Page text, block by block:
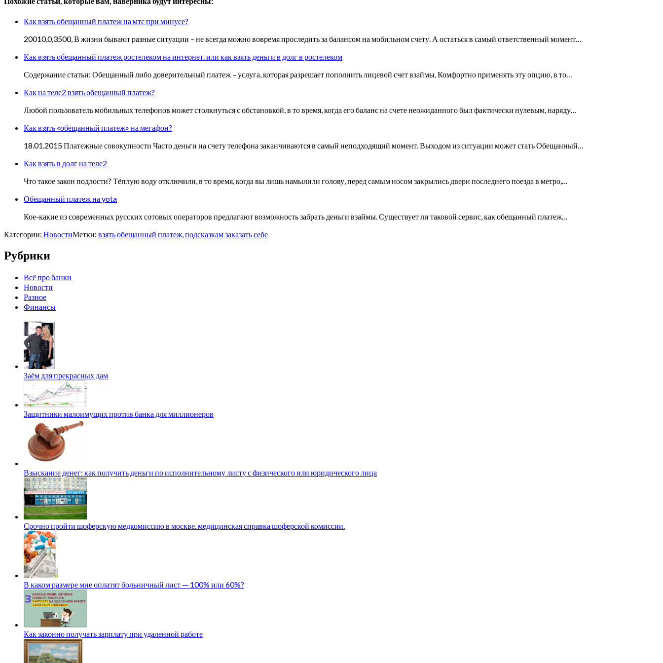
Как взять обещанный платеж на мтс при минусе?
20010,0,3500, В жизни бывают разные ситуации – не всегда можно вовремя проследить за балансом на мобильном счету. А остаться в самый ответственный момент…
Как взять обещанный платеж ростелеком на интернет. или как взять деньги в долг в ростелеком
Содержание статьи: Обещанный либо доверительный платеж – услуга, которая разрешает пополнить лицевой счет взаймы. Комфортно применять эту опцию, в то…
Как на теле2 взять обещанный платеж?
Любой пользователь мобильных телефонов может столкнуться с обстановкой, в то время, когда его баланс на счете неожиданного был фактически нулевым, наряду…
Как взять «обещанный платеж» на мегафон?
18.01.2015 Платежные совокупности Часто деньги на счету телефона заканчиваются в самый неподходящий момент. Выходом из ситуации может стать Обещанный…
Как взять в долг на теле2
Что такое закон подлости? Тёплую воду отключили, в то время, когда вы лишь намылили голову, перед самым носом закрылись двери последнего поезда в метро,…
Обещанный платеж на yota
Кое-какие из современных русских сотовых операторов предлагают возможность забрать деньги взаймы. Существует ли таковой сервис, как обещанный платеж…
Категории: НовостиМетки: взять обещанный платеж,подсказкам заказать себе
Рубрики
Всё про банки
Новости
Разное
Финансы
Заём для прекрасных дам
Защитники малоимущих против банка для миллионеров
Взыскание денег: как получить деньги по исполнительному листу с физического или юридического лица
Срочно пройти шоферскую медкомиссию в москве. медицинская справка шоферской комиссии.
В каком размере мне оплатят больничный лист — 100% или 60%?
Как законно получать зарплату при удаленной работе